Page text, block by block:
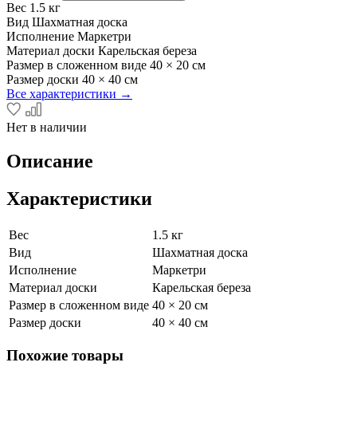
Вес 1.5 кг
Вид Шахматная доска
Исполнение Маркетри
Материал доски Карельская береза
Размер в сложенном виде 40 × 20 см
Размер доски 40 × 40 см
Все характеристики →
Нет в наличии
Описание
Характеристики
Вес
1.5 кг
Вид
Шахматная доска
Исполнение
Маркетри
Материал доски
Карельская береза
Размер в сложенном виде 40 × 20 см
Размер доски
40 × 40 см
Похожие товары